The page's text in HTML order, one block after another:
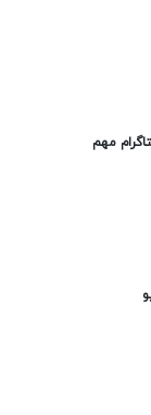
مهم